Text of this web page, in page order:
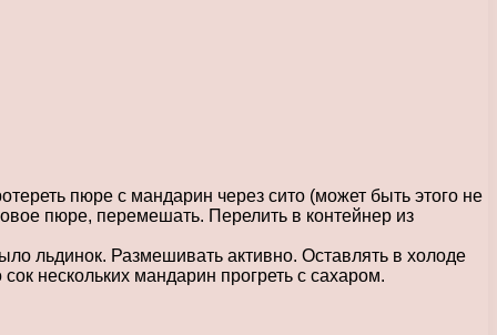
пюре с мандарин через сито (может быть этого не
пюре, перемешать. Перелить в контейнер из
льдинок. Размешивать активно. Оставлять в холоде
нескольких мандарин прогреть с сахаром.